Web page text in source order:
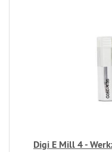
Digi E Mill 4 -